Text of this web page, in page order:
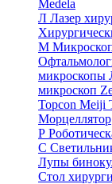
Medela
Л Лазер
М
микроскопы
микроскоп
Topcon Meiji
Морцеллятор
Р
С
Лупы
Стол